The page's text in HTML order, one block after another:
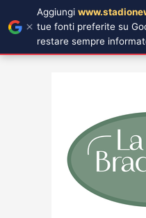
Aggiungi
tue fonti preferite su
restare sempre